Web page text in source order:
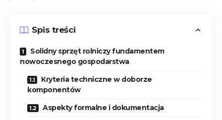
Spis treści
Solidny sprzęt rolniczy fundamentem
nowoczesnego gospodarstwa
Kryteria techniczne w doborze
komponentów
Aspekty formalne i dokumentacja